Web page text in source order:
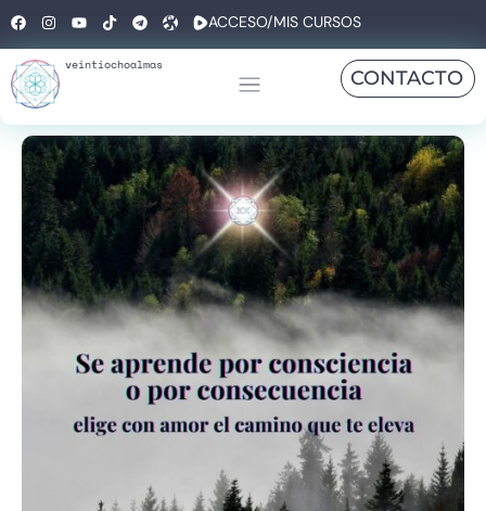
ACCESO/MIS CURSOS
veintiochoalmas
CONTACTO